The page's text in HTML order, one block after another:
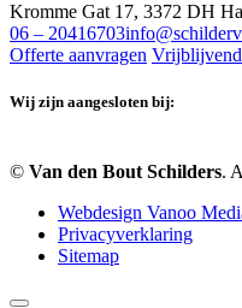
Kromme Gat 17, 3372 DH
06 – 20416703
Offerte aanvragen
Wij zijn aangesloten bij:
© Van den Bout Schilders.
Webdesign Vanoo
Privacyverklaring
Sitemap